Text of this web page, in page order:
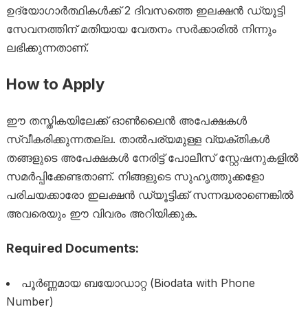
ഉദ്യോഗാർത്ഥികൾക്ക് 2 ദിവസത്തെ ഇലക്ഷൻ ഡ്യൂട്ടി
സേവനത്തിന് മതിയായ വേതനം സർക്കാരിൽ നിന്നും
ലഭിക്കുന്നതാണ്.
How to Apply
ഈ തസ്തികയിലേക്ക് ഓൺലൈൻ അപേക്ഷകൾ
സ്വീകരിക്കുന്നതല്ല. താൽപര്യമുള്ള വ്യക്തികൾ
തങ്ങളുടെ അപേക്ഷകൾ നേരിട്ട് പോലീസ് സ്റ്റേഷനുകളിൽ
സമർപ്പിക്കേണ്ടതാണ്. നിങ്ങളുടെ സുഹൃത്തുക്കളോ
പരിചയക്കാരോ ഇലക്ഷൻ ഡ്യൂട്ടിക്ക് സന്നദ്ധരാണെങ്കിൽ
അവരെയും ഈ വിവരം അറിയിക്കുക.
Required Documents:
പൂർണ്ണമായ ബയോഡാറ്റ (Biodata with Phone
Number)